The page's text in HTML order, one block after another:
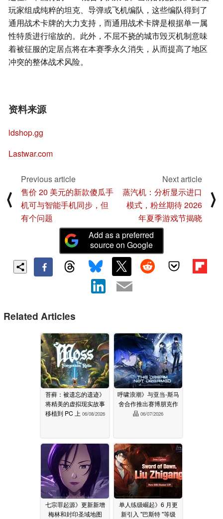
玩家组成纯粹的坦克、导弹或飞机编队，这些编队得到了
通用战术卡牌的大力支持，而通用战术卡牌是根据单一属
性特质进行缩放的。此外，不屈不挠的城市毁灭机制意味
着被征服的定居点将在本赛季永久消失，从而提高了地区
冲突的整体战术风险。
资料来源
ldshop.gg
Lastwar.com
⟨
Previous article
售价 20 美元的新款傻瓜手
机可与智能手机同步，但
有个问题
Next article
蒸汽机：分析显示进口
模式，粉丝期待 2026
年夏季游戏节揭晓
⟩
Add as a preferred
source on Google
Related Articles
苔藓：被遗忘的遗迹》
将精美的虚拟现实故事
移植到 PC 上 06/08/2026
呼啸浪潮》与亚当-斯马
舍合作推出赛博朋克作
品 06/07/2026
七宗罪起源》更新新增
梅林和封印圣域地图
单人练级崛起》6 月更
新引入 "巴斯特 "等级